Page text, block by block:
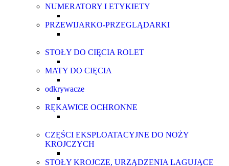
NUMERATORY I ETYKIETY
PRZEWIJARKO-PRZEGLĄDARKI
STOŁY DO CIĘCIA ROLET
MATY DO CIĘCIA
odkrywacze
RĘKAWICE OCHRONNE
CZĘŚCI EKSPLOATACYJNE DO NOŻY
KROJCZYCH
STOŁY KROJCZE, URZĄDZENIA LAGUJĄCE